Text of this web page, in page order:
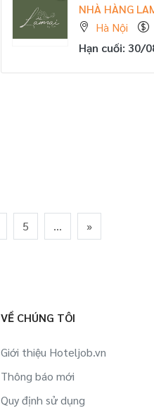
NHÀ HÀNG
Hà Nội
Hạn cuối: 30/
5 ... »
VỀ CHÚNG TÔI
Giới thiệu Hoteljob.vn
Thông báo mới
Quy định sử dụng